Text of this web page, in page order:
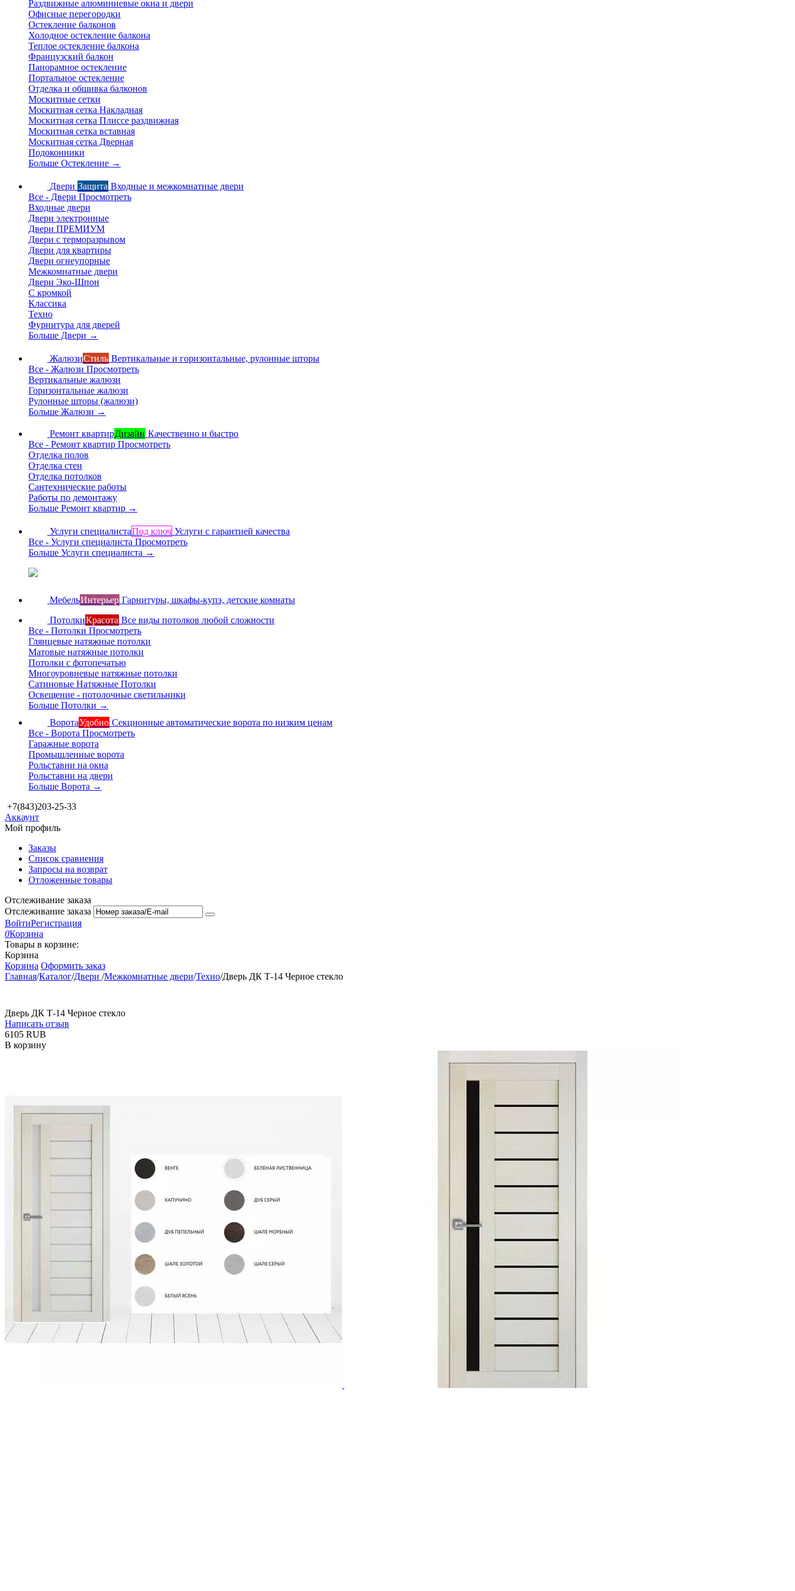
Раздвижные алюминиевые окна и двери
Офисные перегородки
Остекление балконов
Холодное остекление балкона
Теплое остекление балкона
Французский балкон
Панорамное остекление
Портальное остекление
Отделка и обшивка балконов
Москитные сетки
Москитная сетка Накладная
Москитная сетка Плиссе раздвижная
Москитная сетка вставная
Москитная сетка Дверная
Подоконники
Больше Остекление →
Двери Защита Входные и межкомнатные двери
Все - Двери Просмотреть
Входные двери
Двери электронные
Двери ПРЕМИУМ
Двери с терморазрывом
Двери для квартиры
Двери огнеупорные
Межкомнатные двери
Двери Эко-Шпон
С кромкой
Классика
Техно
Фурнитура для дверей
Больше Двери →
ЖалюзиСтиль Вертикальные и горизонтальные, рулонные шторы
Все - Жалюзи Просмотреть
Вертикальные жалюзи
Горизонтальные жалюзи
Рулонные шторы (жалюзи)
Больше Жалюзи →
Ремонт квартирДизайн Качественно и быстро
Все - Ремонт квартир Просмотреть
Отделка полов
Отделка стен
Отделка потолков
Сантехнические работы
Работы по демонтажу
Больше Ремонт квартир →
Услуги специалистаПод ключ Услуги с гарантией качества
Все - Услуги специалиста Просмотреть
Больше Услуги специалиста →
МебельИнтерьер Гарнитуры, шкафы-купэ, детские комнаты
ПотолкиКрасота Все виды потолков любой сложности
Все - Потолки Просмотреть
Глянцевые натяжные потолки
Матовые натяжные потолки
Потолки с фотопечатью
Многоуровневые натяжные потолки
Сатиновые Натяжные Потолки
Освещение - потолочные светильники
Больше Потолки →
ВоротаУдобно Секционные автоматические ворота по низким ценам
Все - Ворота Просмотреть
Гаражные ворота
Промышленные ворота
Рольставни на окна
Рольставни на двери
Больше Ворота →
+7(843)203-25-33
Аккаунт
Мой профиль
Заказы
Список сравнения
Запросы на возврат
Отложенные товары
Отслеживание заказа
Отслеживание заказа
ВойтиРегистрация
0Корзина
Товары в корзине:
Корзина
Корзина Оформить заказ
Главная/Каталог/Двери /Межкомнатные двери/Техно/Дверь ДК Т-14 Черное стекло
Дверь ДК Т-14 Черное стекло
Написать отзыв
‍6105‍ RUB
В корзину